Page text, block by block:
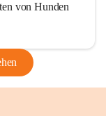
von Hunden